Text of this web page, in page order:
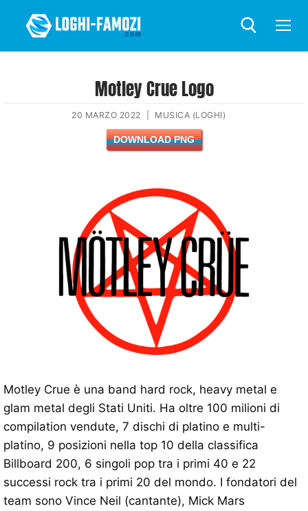
Motley Crue Logo
20 MARZO 2022 MUSICA (LOGHI)
DOWNLOAD PNG
Motley Crue è una band hard rock, heavy metal e
glam metal degli Stati Uniti. Ha oltre 100 milioni di
compilation vendute, 7 dischi di platino e multi-
platino, 9 posizioni nella top 10 della classifica
Billboard 200, 6 singoli pop tra i primi 40 e 22
successi rock tra i primi 20 del mondo. I fondatori del
team sono Vince Neil (cantante), Mick Mars